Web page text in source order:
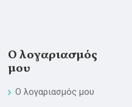
Ο λογαριασμός
μου
Ο λογαριασμός μου